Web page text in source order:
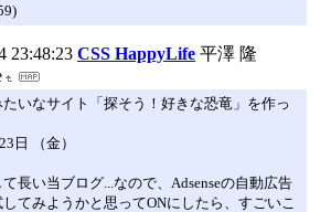
23:48:23 CSS HappyLife 平澤 隆
いなサイト「探そう！好きな恐竜」を作っ
日 （金）
長い当ブログ...なので、Adsenseの自動広告
してみようかと思ってONにしたら、すごいこ